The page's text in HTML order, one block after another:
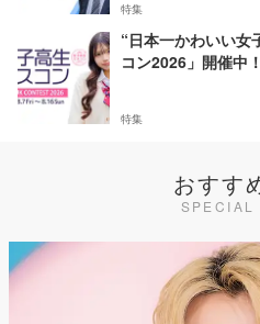
特集
“日本一かわいい女
コン2026」開催中！
特集
おすす
SPECIAL